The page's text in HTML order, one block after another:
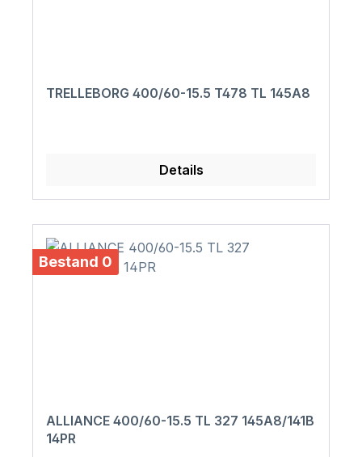
TRELLEBORG 400/60-15.5 T478 TL 145A8
Details
Bestand 0
ALLIANCE 400/60-15.5 TL 327 145A8/141B
14PR